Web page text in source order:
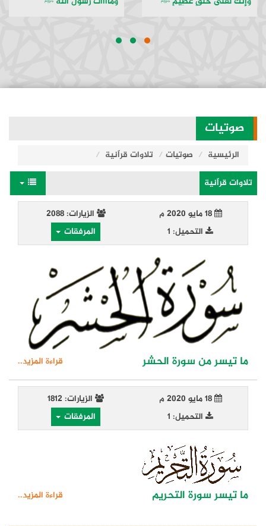
صوتيات
الرئيسية صوتيات تلاوات قراّنية
تلاوات قراّنية
18 مايو 2020 م
الزيارات: 2088
التحميل: 1
المرفقات
ما تيسر من سورة الحشر قراءة المزيد..
18 مايو 2020 م
الزيارات: 1812
التحميل: 1
المرفقات
ما تيسر سورة التحريم قراءة المزيد..